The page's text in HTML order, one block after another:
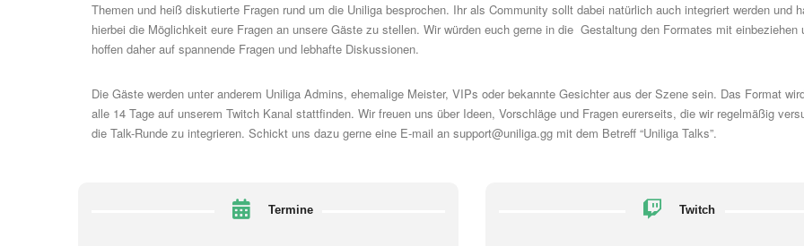
Themen und heiß diskutierte Fragen rund um die Uniliga besprochen. Ihr als Community sollt dabei natürlich auch integriert werden und
hierbei die Möglichkeit eure Fragen an unsere Gäste zu stellen. Wir würden euch gerne in die Gestaltung den Formates mit einbeziehen
hoffen daher auf spannende Fragen und lebhafte Diskussionen.
Die Gäste werden unter anderem Uniliga Admins, ehemalige Meister, VIPs oder bekannte Gesichter aus der Szene sein. Das Format
alle 14 Tage auf unserem Twitch Kanal stattfinden. Wir freuen uns über Ideen, Vorschläge und Fragen eurerseits, die wir regelmäßig
die Talk-Runde zu integrieren. Schickt uns dazu gerne eine E-mail an support@uniliga.gg mit dem Betreff “Uniliga Talks”.
Termine Twitch